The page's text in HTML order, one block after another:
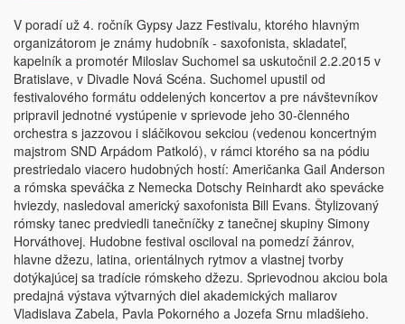
V poradí už 4. ročník Gypsy Jazz Festivalu, ktorého hlavným
organizátorom je známy hudobník - saxofonista, skladateľ,
kapelník a promotér Miloslav Suchomel sa uskutočnil 2.2.2015 v
Bratislave, v Divadle Nová Scéna. Suchomel upustil od
festivalového formátu oddelených koncertov a pre návštevníkov
pripravil jednotné vystúpenie v sprievode jeho 30-členného
orchestra s jazzovou i sláčikovou sekciou (vedenou koncertným
majstrom SND Arpádom Patkoló), v rámci ktorého sa na pódiu
prestriedalo viacero hudobných hostí: Američanka Gail Anderson
a rómska speváčka z Nemecka Dotschy Reinhardt ako spevácke
hviezdy, nasledoval americký saxofonista Bill Evans. Štylizovaný
rómsky tanec predviedli tanečníčky z tanečnej skupiny Simony
Horváthovej. Hudobne festival osciloval na pomedzí žánrov,
hlavne džezu, latina, orientálnych rytmov a vlastnej tvorby
dotýkajúcej sa tradície rómskeho džezu. Sprievodnou akciou bola
predajná výstava výtvarných diel akademických maliarov
Vladislava Zabela, Pavla Pokorného a Jozefa Srnu mladšieho.